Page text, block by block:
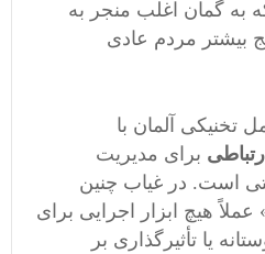
به گمان اغلب منجر به
بیشتر مردم عادی
تخنیکی آلمان با
برای مدیریت
است. در غیاب چنین
عملاً هیچ ابزار اجرایی برای
یا تأثیرگذاری بر